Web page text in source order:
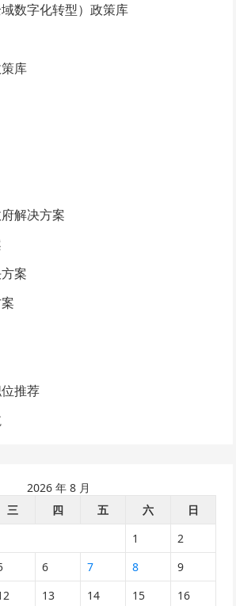
数字化转型）政策库
库
解决方案
案
推荐
2026 年 8 月
三 四 五 六
日
1
2
6 7 8
9
13 14 15
16